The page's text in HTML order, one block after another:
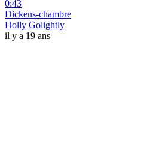
0:43
Dickens-chambre
Holly Golightly
il y a 19 ans